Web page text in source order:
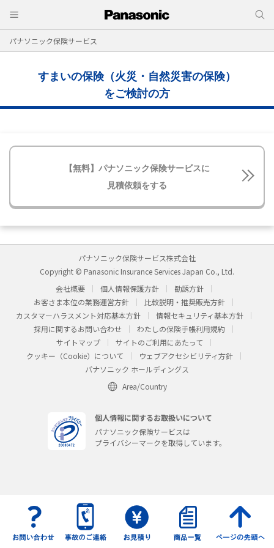
パナソニック保険サービス
すまいの保険（火災・自然災害の保険）
をご検討の方
【無料】パナソニック保険サービスに
見積依頼をする
パナソニック保険サービス株式会社
Copyright © Panasonic Insurance Services Japan Co., Ltd.
会社概要
個人情報保護方針
勧誘方針
お客さま本位の業務運営方針
比較説明・推奨販売方針
カスタマーハラスメント対応基本方針
情報セキュリティ基本方針
採用に関するお問い合わせ
わたしの保険手帳利用規約
サイトマップ
サイトのご利用にあたって
クッキー（Cookie）について
ウェブアクセシビリティ方針
パナソニック ホールディングス
Area/Country
個人情報に関するお取扱いについて
パナソニック保険サービスは
プライバシーマークを取得しています。